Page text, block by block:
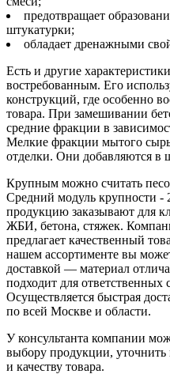
предотвращает
штукатурки;
обладает дренажными
Есть и другие
востребованным. Его
конструкций, где особенно
товара. При замешивании
средние фракции в
Мелкие фракции мытого
отделки. Они добавляются в
Крупным можно считать
Средний модуль крупности
продукцию заказывают для
ЖБИ, бетона, стяжек.
предлагает качественный
нашем ассортименте вы
доставкой — материал
подходит для ответственных
Осуществляется быстрая
по всей Москве и области.
У консультанта компании
выбору продукции,
и качеству товара.